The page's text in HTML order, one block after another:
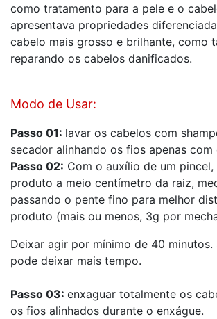
como tratamento para a pele e o
apresentava propriedades
cabelo mais grosso e brilhante, como
reparando os cabelos danificados.
Modo de Usar:
Passo 01: lavar os cabelos com
secador alinhando os fios apenas com
Passo 02: Com o auxílio de um
produto a meio centímetro da raiz,
passando o pente fino para melhor
produto (mais ou menos, 3g por
Deixar agir por mínimo de 40 minutos.
pode deixar mais tempo.
Passo 03: enxaguar totalmente os
os fios alinhados durante o enxágue.